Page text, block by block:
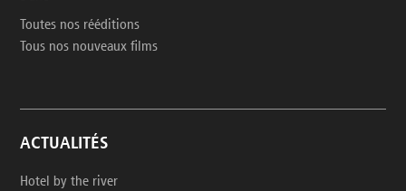
Toutes nos rééditions
Tous nos nouveaux films
ACTUALITÉS
Hotel by the river